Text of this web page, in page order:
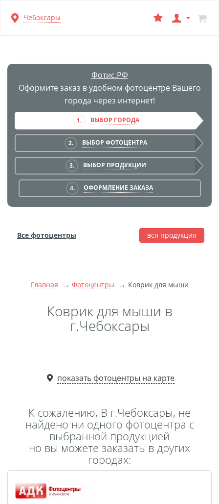
Перейти
к
Чебоксары
Фотис.РФ
Оформите заказ в удобном фотоцентре Вашего
города через интернет!
1. ВЫБОР ГОРОДА
2. ВЫБОР ФОТОЦЕНТРА
3. ВЫБОР ПРОДУКЦИИ
4. ОФОРМЛЕНИЕ ЗАКАЗА
Все фотоцентры
Фото на холсте с
Мультипанно
Фотоколлаж
Фотобокс
Пластификация
самоклеящемся виниле
вся продукция
Главная Фотоцентры Коврик для мыши
Коврик для мыши в
г.Чебоксары
показать фотоцентры на карте
К сожалению, В г.Чебоксары, не
найдено ни одного фотоцентра с
выбранной продукцией
но вы можете заказать в других
городах: